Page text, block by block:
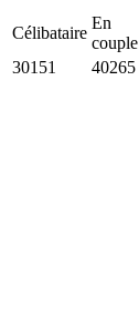
Célibataire
En
couple
30151
40265